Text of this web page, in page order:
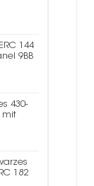
144
9BB
430-
mit
182